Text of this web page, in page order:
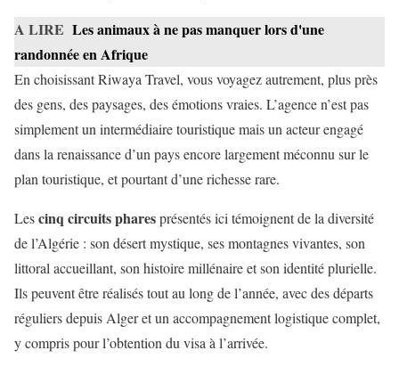
A LIRE Les animaux à ne pas manquer lors d'une
randonnée en Afrique
En choisissant Riwaya Travel, vous voyagez autrement, plus près
des gens, des paysages, des émotions vraies. L’agence n’est pas
simplement un intermédiaire touristique mais un acteur engagé
dans la renaissance d’un pays encore largement méconnu sur le
plan touristique, et pourtant d’une richesse rare.
Lescinq circuits pharesprésentés ici témoignent de la diversité
de l’Algérie : son désert mystique, ses montagnes vivantes, son
littoral accueillant, son histoire millénaire et son identité plurielle.
Ils peuvent être réalisés tout au long de l’année, avec des départs
réguliers depuis Alger et un accompagnement logistique complet,
y compris pour l’obtention du visa à l’arrivée.